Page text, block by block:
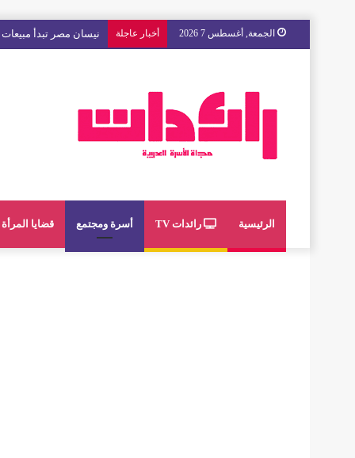
الجمعة, أغسطس 7 2026 أخبار عاجلة مع « The Next Ad » ، إنوي يُسند حملته الإعلانية المقبلة إلى الشباب المغربي
الرئيسية رائدات TV أسرة ومجتمع قضايا المرأة